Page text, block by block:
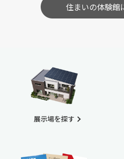
住まいの体験館
展示場を探す